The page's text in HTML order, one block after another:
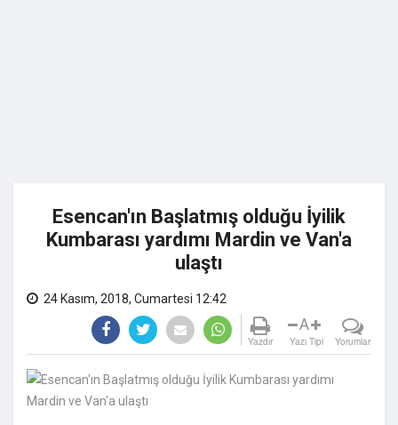
Esencan'ın Başlatmış olduğu İyilik
Kumbarası yardımı Mardin ve Van'a
ulaştı
24 Kasım, 2018, Cumartesi 12:42
Yazdır
A
Yazı Tipi Yorumlar